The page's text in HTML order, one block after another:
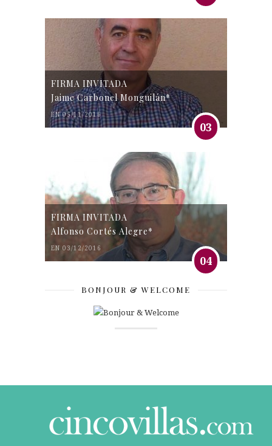
FIRMA INVITADA
Jaime Carbonel Monguilán*
EN 05/11/2016
03
FIRMA INVITADA
Alfonso Cortés Alegre*
EN 03/12/2016
04
BONJOUR & WELCOME